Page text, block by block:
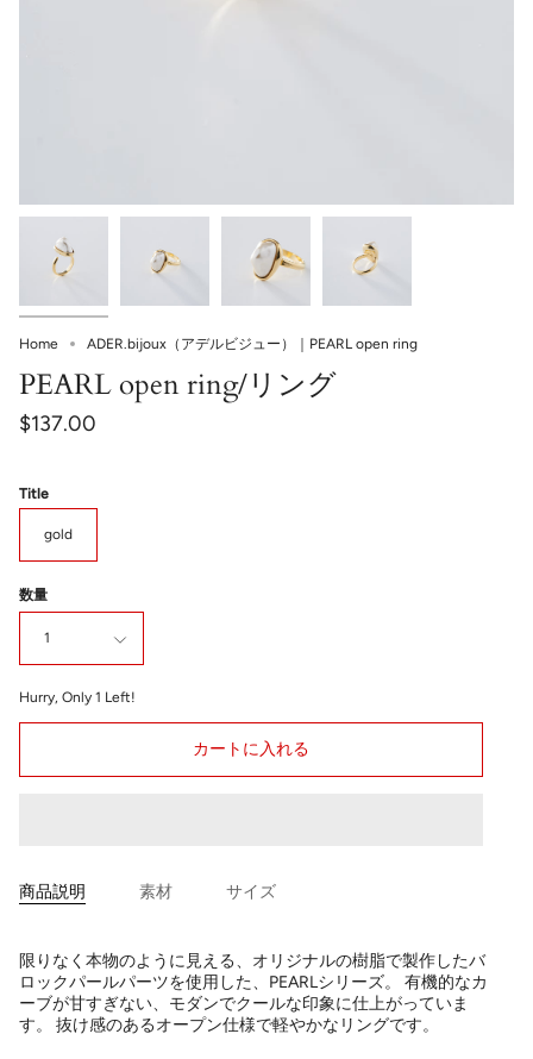
Home ADER.bijoux（アデルビジュー）｜PEARL open ring
PEARL open ring/リング
$137.00
Title
gold
数量
1
Hurry, Only 1 Left!
カートに入れる
商品説明 素材 サイズ
限りなく本物のように見える、オリジナルの樹脂で製作したバ
ロックパールパーツを使用した、PEARLシリーズ。 有機的なカ
ーブが甘すぎない、モダンでクールな印象に仕上がっていま
す。 抜け感のあるオープン仕様で軽やかなリングです。